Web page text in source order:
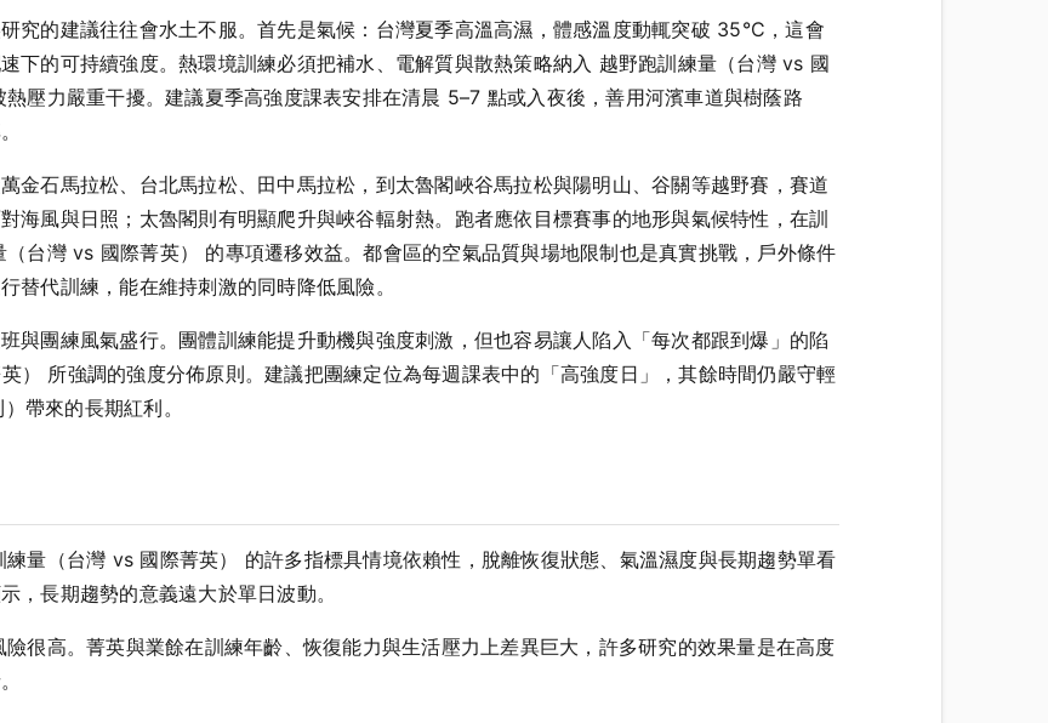
究的建議往往會水土不服。首先是氣候：台灣夏季高溫高濕，體感溫度動輒突破 35°C，這會
下的可持續強度。熱環境訓練必須把補水、電解質與散熱策略納入 越野跑訓練量（台灣 vs 國
壓力嚴重干擾。建議夏季高強度課表安排在清晨 5–7 點或入夜後，善用河濱車道與樹蔭路
金石馬拉松、台北馬拉松、田中馬拉松，到太魯閣峽谷馬拉松與陽明山、谷關等越野賽，賽道
海風與日照；太魯閣則有明顯爬升與峽谷輻射熱。跑者應依目標賽事的地形與氣候特性，在訓
台灣 vs 國際菁英） 的專項遷移效益。都會區的空氣品質與場地限制也是真實挑戰，戶外條件
替代訓練，能在維持刺激的同時降低風險。
與團練風氣盛行。團體訓練能提升動機與強度刺激，但也容易讓人陷入「每次都跟到爆」的陷
） 所強調的強度分佈原則。建議把團練定位為每週課表中的「高強度日」，其餘時間仍嚴守輕
帶來的長期紅利。
練量（台灣 vs 國際菁英） 的許多指標具情境依賴性，脫離恢復狀態、氣溫濕度與長期趨勢單看
，長期趨勢的意義遠大於單日波動。
險很高。菁英與業餘在訓練年齡、恢復能力與生活壓力上差異巨大，許多研究的效果量是在高度